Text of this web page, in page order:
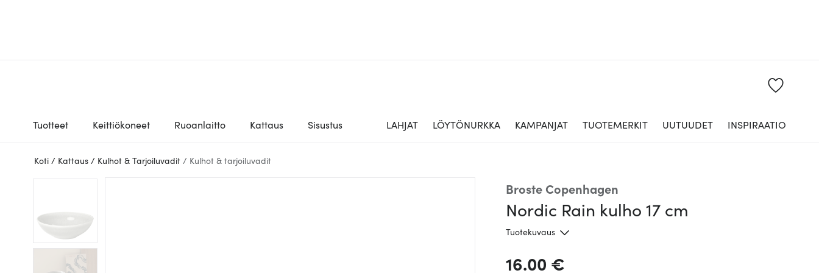
Tuotteet Keittiökoneet Ruoanlaitto Kattaus Sisustus LAHJAT LÖYTÖNURKKA KAMPANJAT TUOTEMERKIT UUTUUDET INSPIRAATIO
Koti / Kattaus / Kulhot & Tarjoiluvadit / Kulhot & tarjoiluvadit
Broste Copenhagen
Nordic Rain kulho 17 cm
Tuotekuvaus
16.00 €